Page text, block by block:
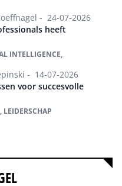
- 24-07-2026
heeft
INTELLIGENCE,
- 14-07-2026
voor succesvolle
LEIDERSCHAP